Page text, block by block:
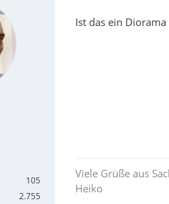
105
2.755
Ist das ein Diorama
Viele Grüße aus
Heiko